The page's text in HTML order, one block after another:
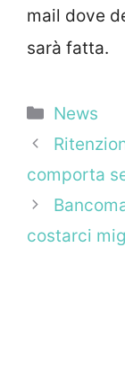
mail dove
sarà fatta.
Categorie
News
comporta
costarci